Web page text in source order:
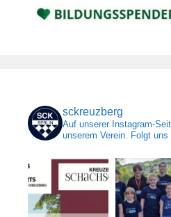
sckreuzberg
Auf unserer Instagram-
unserem Verein. Folgt uns